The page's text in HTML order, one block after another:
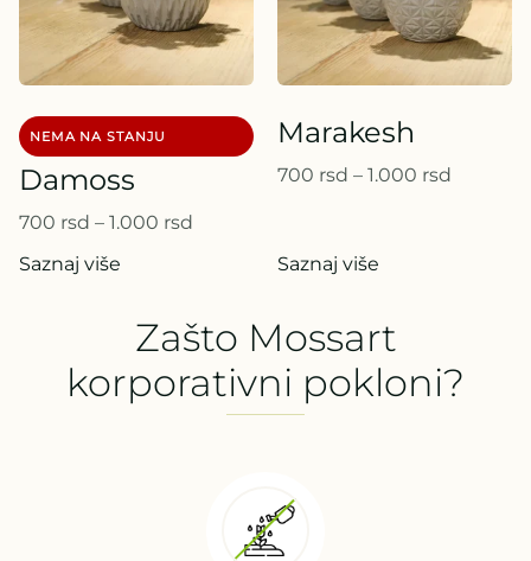
Damoss
700 rsd – 1.000 rsd
Saznaj više
Marakesh
700 rsd – 1.000 rsd
Saznaj više
Zašto Mossart
korporativni pokloni?